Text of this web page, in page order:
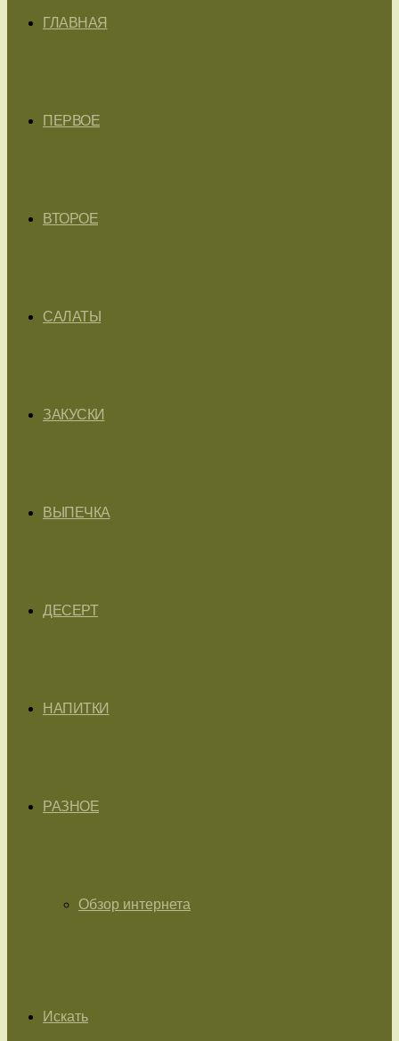
ГЛАВНАЯ
ПЕРВОЕ
ВТОРОЕ
САЛАТЫ
ЗАКУСКИ
ВЫПЕЧКА
ДЕСЕРТ
НАПИТКИ
РАЗНОЕ
Обзор интернета
Искать